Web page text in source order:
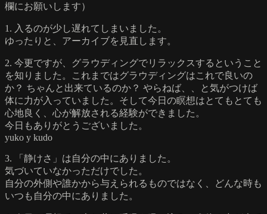
欄にお願いします）
1. 入るのが少し遅れてしまいました。
ゆったりと、アーカイブを見直します。
2. 今更ですが、グラウディングでリラックスするということ
を知りました。これまではグラウディングはこれで良いの
か？ ちゃんと出来ているのか？ やらねば、、と気がつけば
体に力が入っていました。そして今日の瞑想はとてもとても
心地良く、心が解放される経験ができました。
今日もありがとうございました。
yuko y kudo
3. 「静けさ」は自分の中にありました。
気づいていなかっただけでした。
自分の外側や誰かから与えられるものではなく、どんな時も
いつも自分の中にありました。